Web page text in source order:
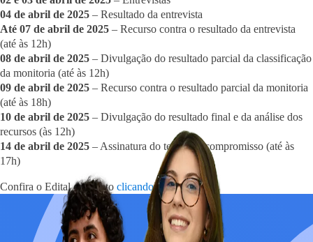
04 de abril de 2025 – Resultado da entrevista
Até 07 de abril de 2025 – Recurso contra o resultado da entrevista
(até às 12h)
08 de abril de 2025 – Divulgação do resultado parcial da classificação
da monitoria (até às 12h)
09 de abril de 2025 – Recurso contra o resultado parcial da monitoria
(até às 18h)
10 de abril de 2025 – Divulgação do resultado final e da análise dos
recursos (às 12h)
14 de abril de 2025 – Assinatura do termo de compromisso (até às
17h)
Confira o Edital completo clicando aqui